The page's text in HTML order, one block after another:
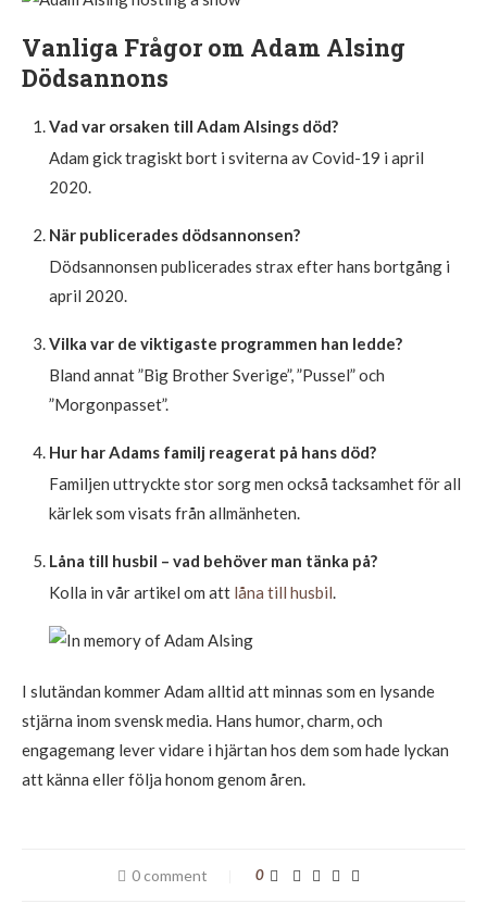
Vanliga Frågor om Adam Alsing
Dödsannons
Vad var orsaken till Adam Alsings död?
Adam gick tragiskt bort i sviterna av Covid-19 i april
2020.
När publicerades dödsannonsen?
Dödsannonsen publicerades strax efter hans bortgång i
april 2020.
Vilka var de viktigaste programmen han ledde?
Bland annat ”Big Brother Sverige”, ”Pussel” och
”Morgonpasset”.
Hur har Adams familj reagerat på hans död?
Familjen uttryckte stor sorg men också tacksamhet för all
kärlek som visats från allmänheten.
Låna till husbil – vad behöver man tänka på?
Kolla in vår artikel om att låna till husbil.
I slutändan kommer Adam alltid att minnas som en lysande
stjärna inom svensk media. Hans humor, charm, och
engagemang lever vidare i hjärtan hos dem som hade lyckan
att känna eller följa honom genom åren.
0 comment 0